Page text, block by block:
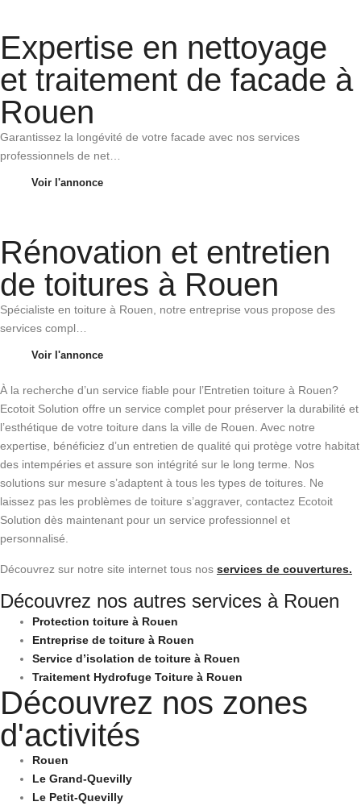
Expertise en nettoyage
et traitement de facade à
Rouen
Garantissez la longévité de votre facade avec nos services
professionnels de net…
Voir l'annonce
Rénovation et entretien
de toitures à Rouen
Spécialiste en toiture à Rouen, notre entreprise vous propose des
services compl…
Voir l'annonce
À la recherche d’un service fiable pour l’Entretien toiture à Rouen?
Ecotoit Solution offre un service complet pour préserver la durabilité et
l’esthétique de votre toiture dans la ville de Rouen. Avec notre
expertise, bénéficiez d’un entretien de qualité qui protège votre habitat
des intempéries et assure son intégrité sur le long terme. Nos
solutions sur mesure s’adaptent à tous les types de toitures. Ne
laissez pas les problèmes de toiture s’aggraver, contactez Ecotoit
Solution dès maintenant pour un service professionnel et
personnalisé.
Découvrez sur notre site internet tous nos services de couvertures.
Découvrez nos autres services à Rouen
Protection toiture à Rouen
Entreprise de toiture à Rouen
Service d’isolation de toiture à Rouen
Traitement Hydrofuge Toiture à Rouen
Découvrez nos zones
d'activités
Rouen
Le Grand-Quevilly
Le Petit-Quevilly